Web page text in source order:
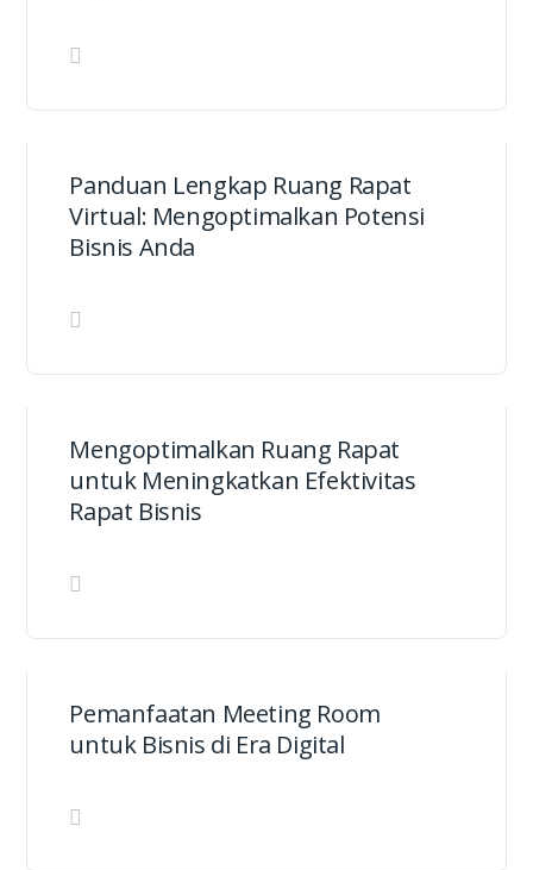
Panduan Lengkap Ruang Rapat
Virtual: Mengoptimalkan Potensi
Bisnis Anda
Mengoptimalkan Ruang Rapat
untuk Meningkatkan Efektivitas
Rapat Bisnis
Pemanfaatan Meeting Room
untuk Bisnis di Era Digital